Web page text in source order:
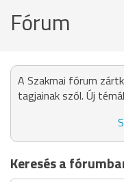
Fórum
A Szakmai fórum
tagjainak szól. Új
Keresés a